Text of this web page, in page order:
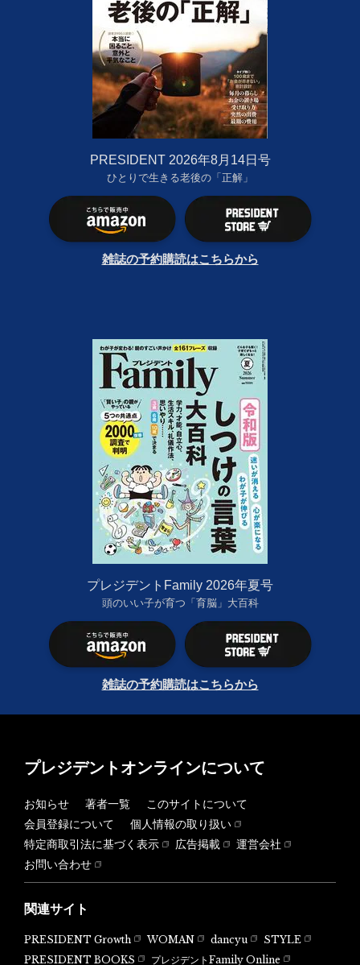
PRESIDENT 2026年8月14日号
ひとりで生きる老後の「正解」
雑誌の予約購読はこちらから
プレジデントFamily 2026年夏号
頭のいい子が育つ「育脳」大百科
雑誌の予約購読はこちらから
プレジデントオンラインについて
お知らせ 著者一覧
このサイトについて
会員登録について
個人情報の取り扱い
特定商取引法に基づく表示
広告掲載
運営会社
お問い合わせ
関連サイト
PRESIDENT Growth WOMAN dancyu
STYLE
PRESIDENT BOOKS
プレジデントFamily Online